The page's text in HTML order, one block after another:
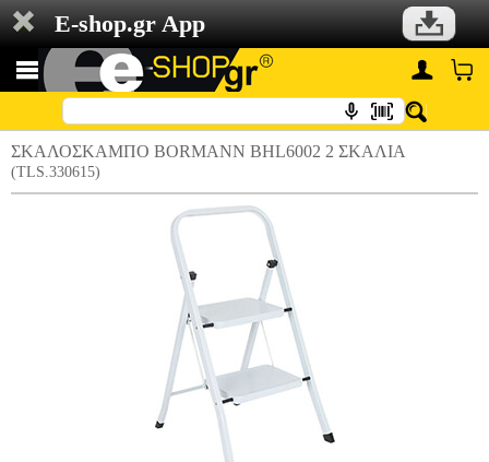
E-shop.gr App
ΣΚΑΛΟΣΚΑΜΠΟ BORMANN BHL6002 2 ΣΚΑΛΙΑ
(TLS.330615)